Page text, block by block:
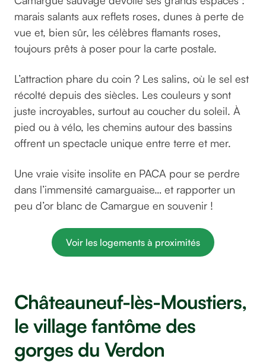
marais salants aux reflets roses, dunes à perte de
vue et, bien sûr, les célèbres flamants roses,
toujours prêts à poser pour la carte postale.
L’attraction phare du coin ? Les salins, où le sel est
récolté depuis des siècles. Les couleurs y sont
juste incroyables, surtout au coucher du soleil. À
pied ou à vélo, les chemins autour des bassins
offrent un spectacle unique entre terre et mer.
Une vraie visite insolite en PACA pour se perdre
dans l’immensité camarguaise… et rapporter un
peu d’or blanc de Camargue en souvenir !
Voir les logements à proximités
Châteauneuf-lès-Moustiers,
le village fantôme des
gorges du Verdon